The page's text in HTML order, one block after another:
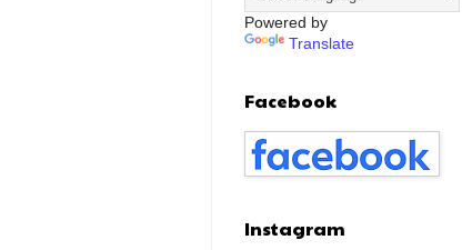
Powered by
Translate
Facebook
Instagram